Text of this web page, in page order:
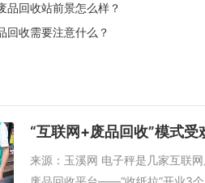
品回收站前景怎么样？
回收需要注意什么？
“互联网+废品回收”模式受
来源：玉溪网 电子秤是几家互联